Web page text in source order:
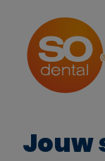
Jouw